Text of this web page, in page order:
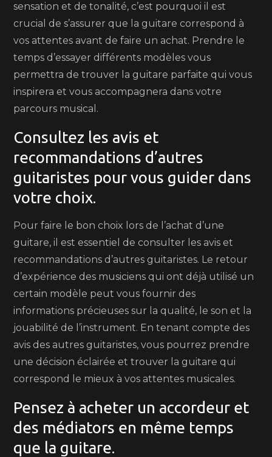
sensation et de tonalité, c’est pourquoi il est
crucial de s’assurer que la guitare correspond à
vos attentes avant de faire un achat. Prendre le
temps d’essayer différents modèles vous
permettra de trouver la guitare parfaite qui vous
inspirera et vous accompagnera dans votre
parcours musical.
Consultez les avis et
recommandations d’autres
guitaristes pour vous guider dans
votre choix.
Pour faire le bon choix lors de l’achat d’une
guitare, il est essentiel de consulter les avis et
recommandations d’autres guitaristes. Le retour
d’expérience des musiciens qui ont déjà utilisé un
certain modèle peut vous fournir des
informations précieuses sur la qualité, le son et la
jouabilité de l’instrument. En tenant compte des
avis des autres guitaristes, vous pourrez prendre
une décision éclairée et trouver la guitare qui
correspond le mieux à vos attentes musicales.
Pensez à acheter un accordeur et
des médiators en même temps
que la guitare.